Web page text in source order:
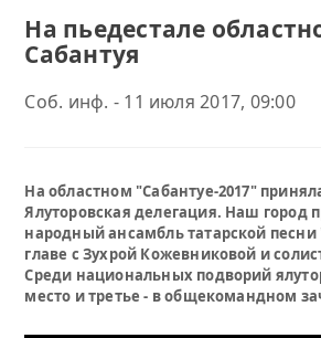
На пьедестале
Сабантуя
Соб. инф. - 11 июля 2017, 09:00
На областном "Сабантуе-2017"
Ялуторовская делегация. Наш город
народный ансамбль татарской песни
главе с Зухрой Кожевниковой и
Среди национальных подворий
место и третье - в общекомандном